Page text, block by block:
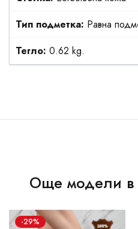
Тип подметка: Равна
Тегло: 0.62 kg.
Още модели в
-29%